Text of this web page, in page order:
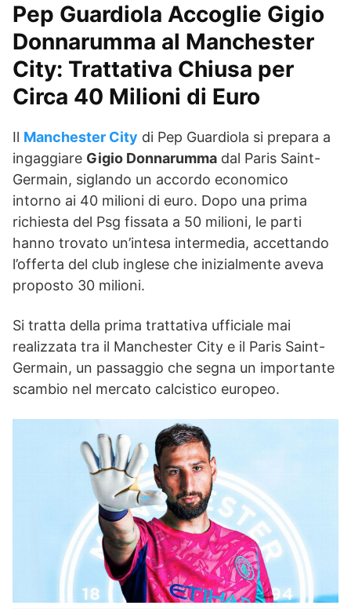
Pep Guardiola Accoglie Gigio
Donnarumma al Manchester
City: Trattativa Chiusa per
Circa 40 Milioni di Euro
Il Manchester City di Pep Guardiola si prepara a
ingaggiare Gigio Donnarumma dal Paris Saint-
Germain, siglando un accordo economico
intorno ai 40 milioni di euro. Dopo una prima
richiesta del Psg fissata a 50 milioni, le parti
hanno trovato un’intesa intermedia, accettando
l’offerta del club inglese che inizialmente aveva
proposto 30 milioni.
Si tratta della prima trattativa ufficiale mai
realizzata tra il Manchester City e il Paris Saint-
Germain, un passaggio che segna un importante
scambio nel mercato calcistico europeo.